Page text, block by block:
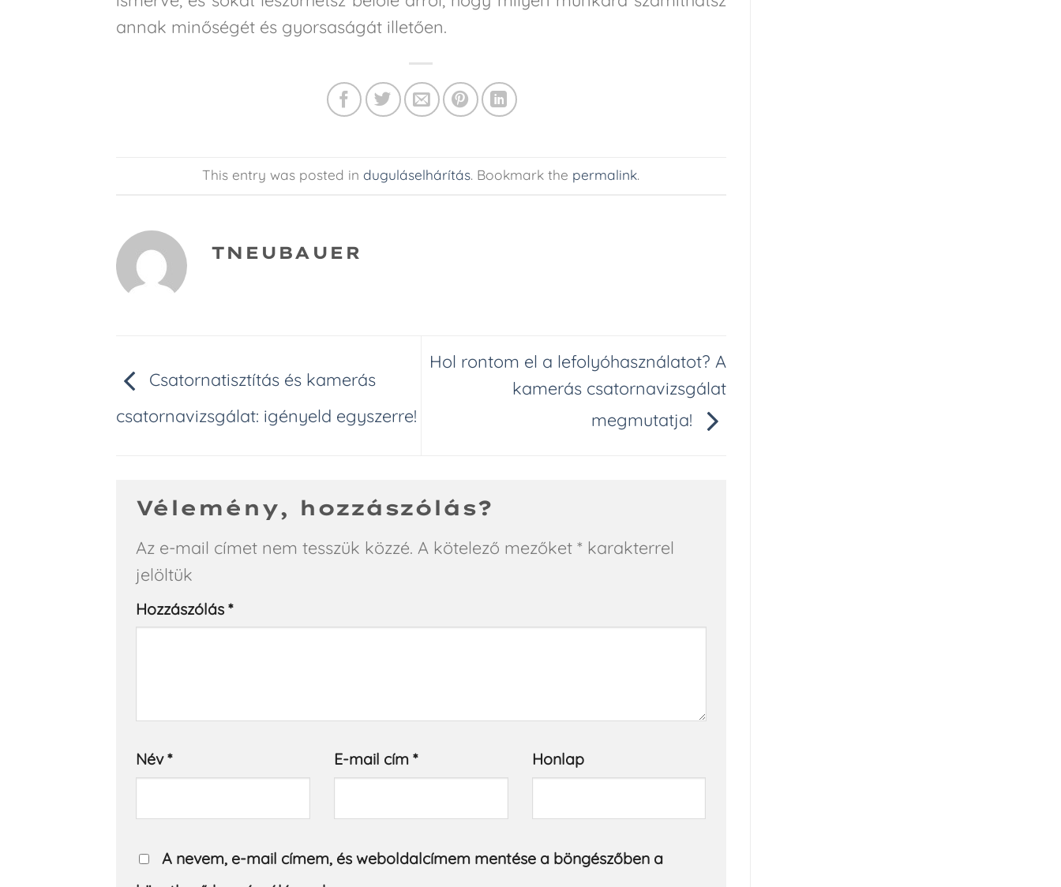
annak minőségét és gyorsaságát illetően.
This entry was posted induguláselhárítás. Bookmark the permalink.
TNEUBAUER
Csatornatisztítás és kamerás
csatornavizsgálat: igényeld egyszerre!
Hol rontom el a lefolyóhasználatot? A
kamerás csatornavizsgálat
megmutatja!
Vélemény, hozzászólás?
Az e-mail címet nem tesszük közzé. A kötelező mezőket * karakterrel
jelöltük
Hozzászólás *
Név* E-mail cím * Honlap
A nevem, e-mail címem, és weboldalcímem mentése a böngészőben a